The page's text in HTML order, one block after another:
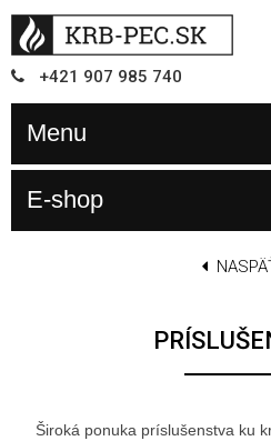
+421 907 985 740
Menu
E-shop
Široká ponuka príslušenstva ku